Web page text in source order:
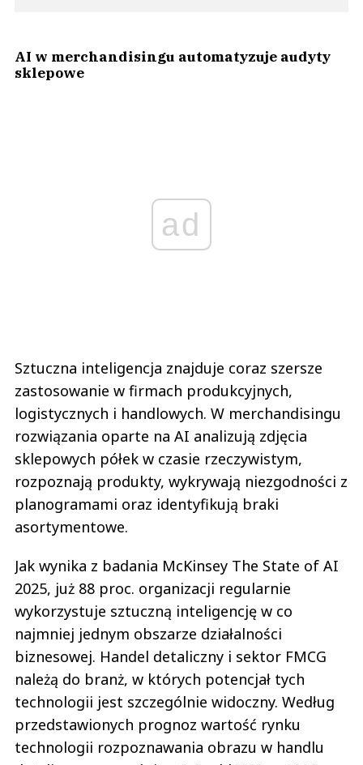
AI w merchandisingu automatyzuje audyty
sklepowe
ad
Sztuczna inteligencja znajduje coraz szersze
zastosowanie w firmach produkcyjnych,
logistycznych i handlowych. W merchandisingu
rozwiązania oparte na AI analizują zdjęcia
sklepowych półek w czasie rzeczywistym,
rozpoznają produkty, wykrywają niezgodności z
planogramami oraz identyfikują braki
asortymentowe.
Jak wynika z badania McKinsey The State of AI
2025, już 88 proc. organizacji regularnie
wykorzystuje sztuczną inteligencję w co
najmniej jednym obszarze działalności
biznesowej. Handel detaliczny i sektor FMCG
należą do branż, w których potencjał tych
technologii jest szczególnie widoczny. Według
przedstawionych prognoz wartość rynku
technologii rozpoznawania obrazu w handlu